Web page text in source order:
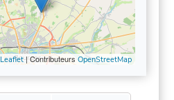
Leaflet| Contributeurs OpenStreetMap